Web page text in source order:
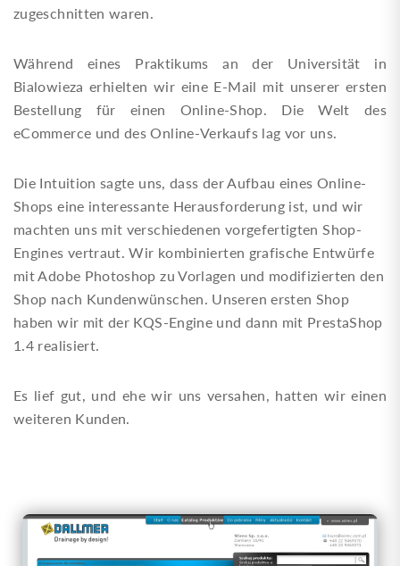
zugeschnitten waren.
Während eines Praktikums an der Universität in
Bialowieza erhielten wir eine E-Mail mit unserer ersten
Bestellung für einen Online-Shop. Die Welt des
eCommerce und des Online-Verkaufs lag vor uns.
Die Intuition sagte uns, dass der Aufbau eines Online-
Shops eine interessante Herausforderung ist, und wir
machten uns mit verschiedenen vorgefertigten Shop-
Engines vertraut. Wir kombinierten grafische Entwürfe
mit Adobe Photoshop zu Vorlagen und modifizierten den
Shop nach Kundenwünschen. Unseren ersten Shop
haben wir mit der KQS-Engine und dann mit PrestaShop
1.4 realisiert.
Es lief gut, und ehe wir uns versahen, hatten wir einen
weiteren Kunden.